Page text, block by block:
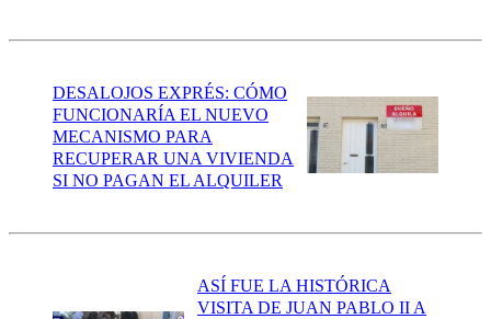
DESALOJOS EXPRÉS: CÓMO
FUNCIONARÍA EL NUEVO
MECANISMO PARA
RECUPERAR UNA VIVIENDA
SI NO PAGAN EL ALQUILER
ASÍ FUE LA HISTÓRICA
VISITA DE JUAN PABLO II A